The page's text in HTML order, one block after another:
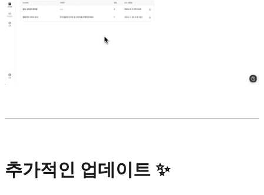
추가적인 업데이트 ✨